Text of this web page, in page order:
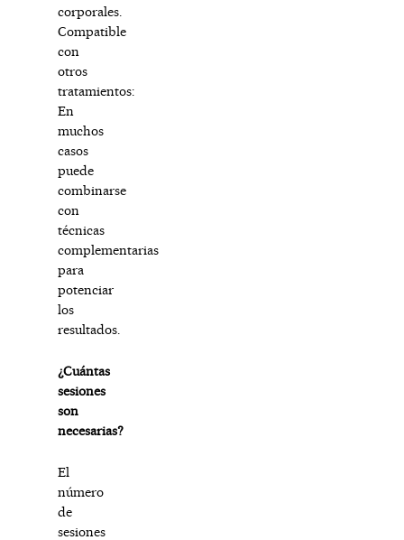
corporales.
Compatible
con
otros
tratamientos:
En
muchos
casos
puede
combinarse
con
técnicas
complementarias
para
potenciar
los
resultados.
¿Cuántas
sesiones
son
necesarias?
El
número
de
sesiones